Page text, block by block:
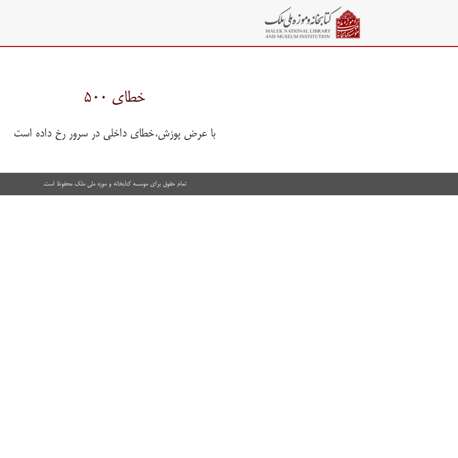
خطای ۵۰۰
با عرض پوزش،خطای داخلی در سرور رخ داده است
تمام حقوق برای موسسه کتابخانه و موزه ملی ملک محفوظ است.